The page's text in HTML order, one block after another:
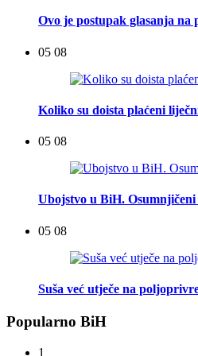
Ovo je postupak glasanja
05 08
Koliko su doista plaćeni
05 08
Ubojstvo u BiH.
05 08
Suša već utječe na
Popularno BiH
1